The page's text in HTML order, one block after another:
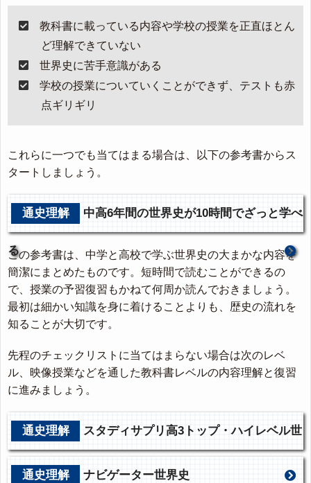
教科書に載っている内容や学校の授業を正直ほとん
ど理解できていない
世界史に苦手意識がある
学校の授業についていくことができず、テストも赤
点ギリギリ
これらに一つでも当てはまる場合は、以下の参考書からス
タートしましょう。
通史理解 中高6年間の世界史が10時間でざっと学べ
る
この参考書は、中学と高校で学ぶ世界史の大まかな内容を
簡潔にまとめたものです。短時間で読むことができるの
で、授業の予習復習もかねて何周か読んでおきましょう。
最初は細かい知識を身に着けることよりも、歴史の流れを
知ることが大切です。
先程のチェックリストに当てはまらない場合は次のレベ
ル、映像授業などを通した教科書レベルの内容理解と復習
に進みましょう。
通史理解 スタディサプリ高3トップ・ハイレベル世
界史
通史理解 ナビゲーター世界史